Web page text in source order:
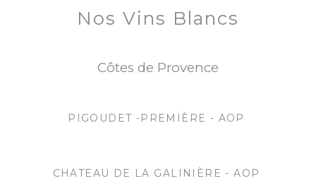
Nos Vins Blancs
Côtes de Provence
PIGOUDET -PREMIÈRE - AOP
CHATEAU DE LA GALINIÈRE - AOP